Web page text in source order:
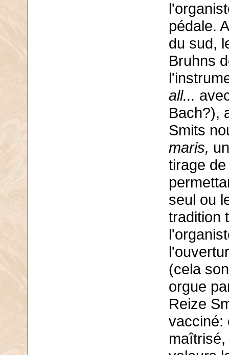
pédale.
du sud,
Bruhns
all...
Bach?),
Smits
maris,
tirage
seul ou
tradition
(cela
orgue
Reize
vacciné: